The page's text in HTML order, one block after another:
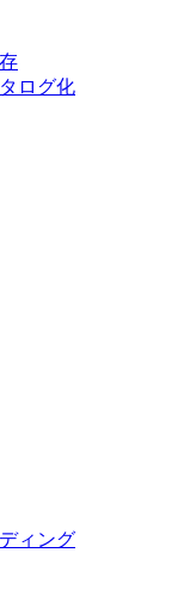
ログ化
ィング